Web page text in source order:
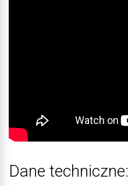
Dane techniczne: